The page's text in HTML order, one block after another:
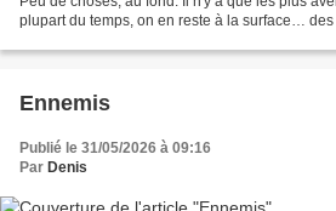
plupart du temps, on en reste à la surface…
Ennemis
Publié le 31/05/2026 à 09:16
Par Denis